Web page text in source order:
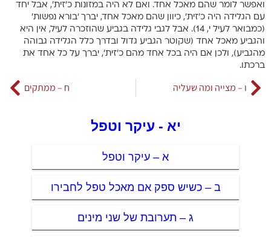
ואפשר לומר שהם מאכל אחד. ואם לא היה במזונות כ’זית’, אבל יחד
עם הגלידה היה כ’זית’, כיוון שהם מאכל אחד, יברך ‘בורא נפשות’
(כמבואר לעיל י, 14). אבל לגבי גלידה בגביע שהוזכרה לעיל, אין היא
והגביע מאכל אחד (שקוטר הגביע גדול ובדרך כלל הגלידה גבוהה
מהגביע), ולכן אם היה בכל אחד מהם כ’זית’, יברך על כל אחד את
ברכתו.
ו – מצייה ומה שעליה ח – ממתקים
יא - עיקר וטפל
א – עיקר וטפל
ב – כשיש ספק אם מאכל טפל לחבירו
ג – תערובת של שני מינים